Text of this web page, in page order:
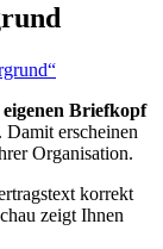
eigenen Briefkopf
Damit erscheinen
Organisation.
korrekt
zeigt Ihnen